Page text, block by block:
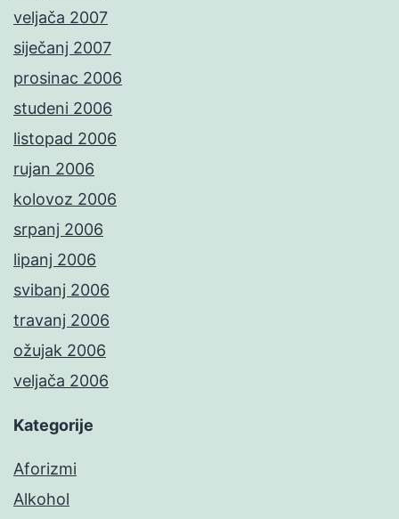
veljača 2007
siječanj 2007
prosinac 2006
studeni 2006
listopad 2006
rujan 2006
kolovoz 2006
srpanj 2006
lipanj 2006
svibanj 2006
travanj 2006
ožujak 2006
veljača 2006
Kategorije
Aforizmi
Alkohol